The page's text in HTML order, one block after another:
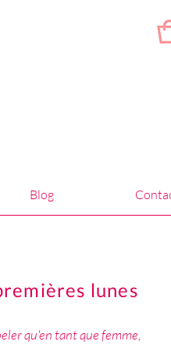
Blog
lunes
qu'en tant que femme,